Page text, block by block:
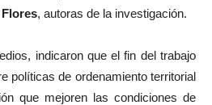
, autoras de la investigación.
indicaron que el fin del trabajo
políticas de ordenamiento territorial
que mejoren las condiciones de